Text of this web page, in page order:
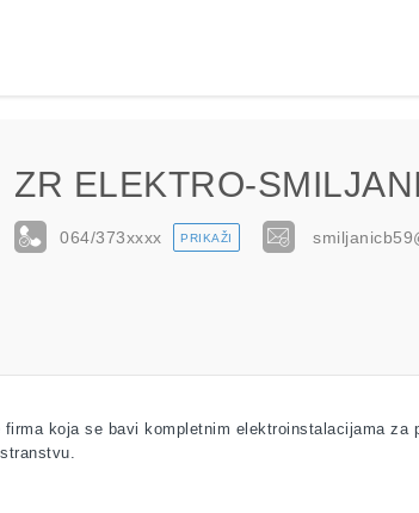
ZR ELEKTRO-
064/373xxxx PRIKAŽI
firma koja se bavi kompletnim elektroinstalacijama